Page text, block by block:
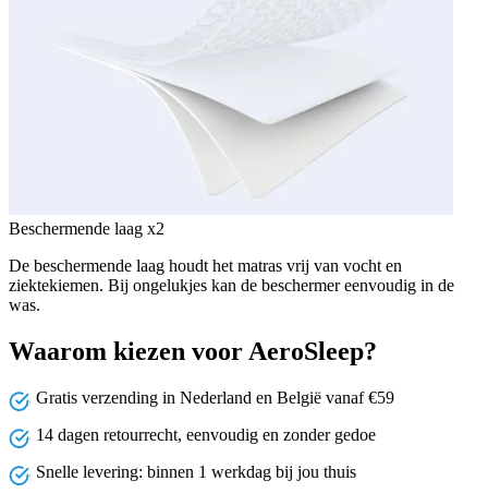
Beschermende laag x2
De beschermende laag houdt het matras vrij van vocht en
ziektekiemen. Bij ongelukjes kan de beschermer eenvoudig in de
was.
Waarom kiezen voor AeroSleep?
Gratis verzending in Nederland en België vanaf €59
14 dagen retourrecht, eenvoudig en zonder gedoe
Snelle levering: binnen 1 werkdag bij jou thuis